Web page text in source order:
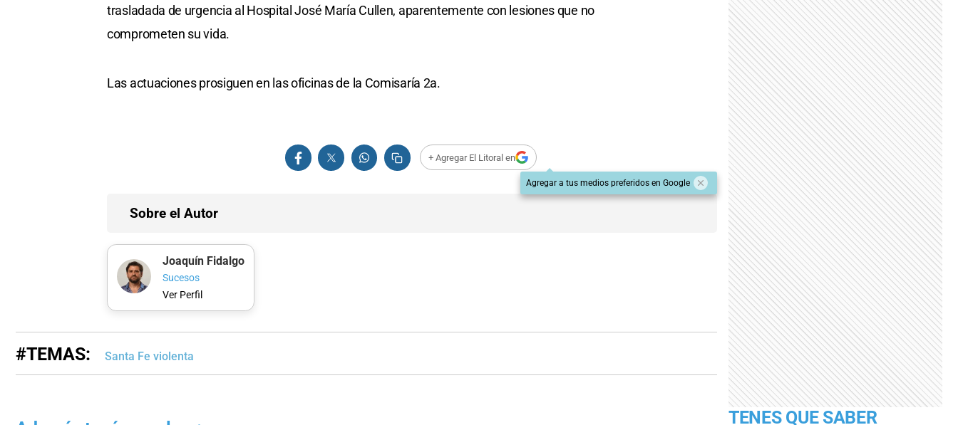
trasladada de urgencia al Hospital José María Cullen, aparentemente con lesiones que no
comprometen su vida.
Las actuaciones prosiguen en las oficinas de la Comisaría 2a.
+ Agregar El Litoral en
Agregar a tus medios preferidos en Google
Sobre el Autor
Joaquín Fidalgo
Sucesos
Ver Perfil
#TEMAS: Santa Fe violenta
TENES QUE SABER